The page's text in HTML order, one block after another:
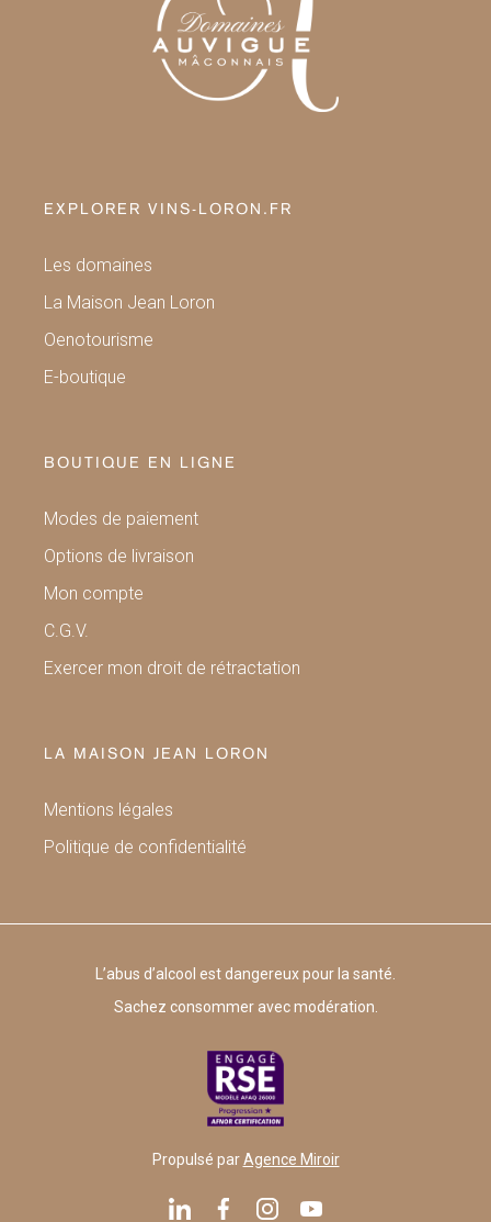
EXPLORER VINS-LORON.FR
Les domaines
La Maison Jean Loron
Oenotourisme
E-boutique
BOUTIQUE EN LIGNE
Modes de paiement
Options de livraison
Mon compte
C.G.V.
Exercer mon droit de rétractation
LA MAISON JEAN LORON
Mentions légales
Politique de confidentialité
L’abus d’alcool est dangereux pour la santé.
Sachez consommer avec modération.
Propulsé parAgence Miroir